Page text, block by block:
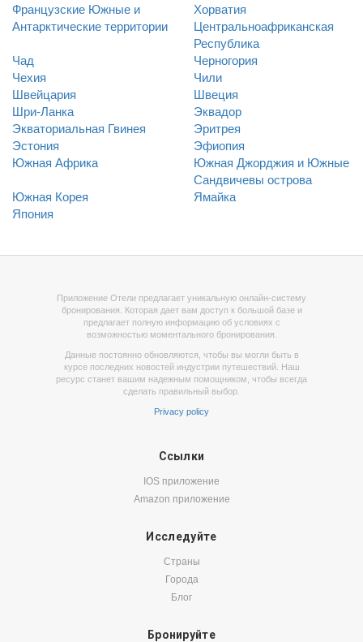
Французские Южные и
Антарктические территории
Хорватия
Центральноафриканская
Республика
Чад
Черногория
Чехия
Чили
Швейцария
Швеция
Шри-Ланка
Эквадор
Экваториальная Гвинея
Эритрея
Эстония
Эфиопия
Южная Африка
Южная Джорджия и Южные
Сандвичевы острова
Южная Корея
Ямайка
Япония
Приложение Отели предлагает уникальную онлайн-систему
бронирования. Которая дает вам доступ к большой базе и
предлагает полную информацию об условиях с
возможностью моментального бронирования.
Данные постоянно обновляются, чтобы вы могли быть в
курсе последних новостей индустрии путешествий. Наш
ресурс станет вашим надежным помощником, чтобы всегда
сделать правильный выбор.
Privacy policy
Ссылки
IOS приложение
Amazon приложение
Исследуйте
Страны
Города
Блог
Бронируйте